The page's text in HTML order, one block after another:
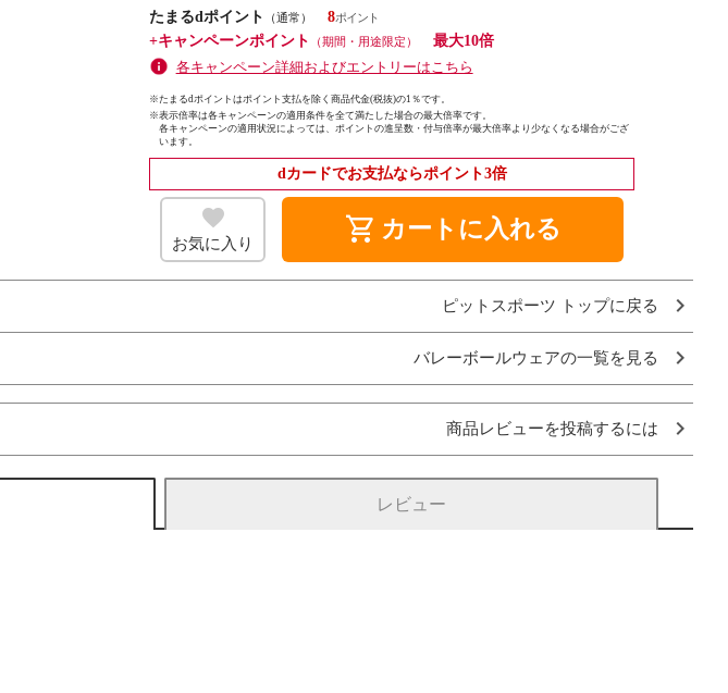
たまるdポイント
（通常）
8
+キャンペーンポイント
（期間・用途限定）
最大10倍
各キャンペーン詳細およびエントリーはこちら
※たまるdポイントはポイント支払を除く商品代金(税抜)の1％です。
※表示倍率は各キャンペーンの適用条件を全て満たした場合の最大倍率です。
各キャンペーンの適用状況によっては、ポイントの進呈数・付与倍率が最大倍率より少なくなる場合がござ
います。
dカードでお支払ならポイント3倍
お気に入り shopping_cart カートに入れる
ピットスポーツ トップに戻る
バレーボールウェアの一覧を見る
商品レビューを投稿するには
レビュー